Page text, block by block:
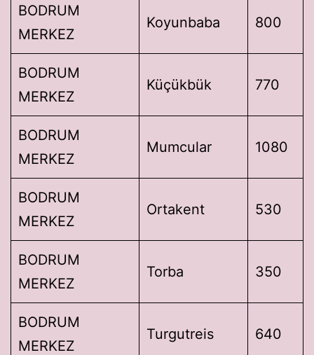
BODRUM
MERKEZ
Koyunbaba 800
BODRUM
MERKEZ
Küçükbük 770
BODRUM
MERKEZ
Mumcular 1080
BODRUM
MERKEZ
Ortakent 530
BODRUM
MERKEZ
Torba 350
BODRUM
MERKEZ
Turgutreis 640